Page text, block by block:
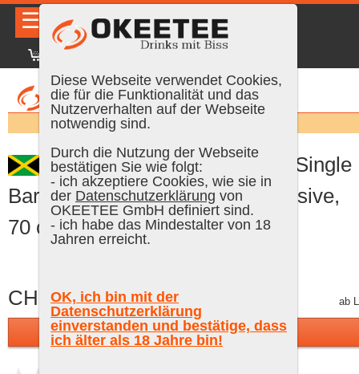
☰ DE FR EN|Anmelden
Suchen:
Worthy Park 6 Years Old «Single
Barrel Series» 2017 TWE Exclusive,
70 cl, 54 % Vol. (Rum)
CHF 149.90 inkl. MWST, gratis Versand ab
In den Warenkorb
Diese Webseite verwendet Cookies,
die für die Funktionalität und das
Nutzerverhalten auf der Webseite
notwendig sind.
Durch die Nutzung der Webseite
bestätigen Sie wie folgt:
- ich akzeptiere Cookies, wie sie in
der Datenschutzerklärung von
OKEETEE GmbH definiert sind.
- ich habe das Mindestalter von 18
Jahren erreicht.
OK, ich bin mit der
Datenschutzerklärung
einverstanden und bestätige, dass
ich älter als 18 Jahre bin!